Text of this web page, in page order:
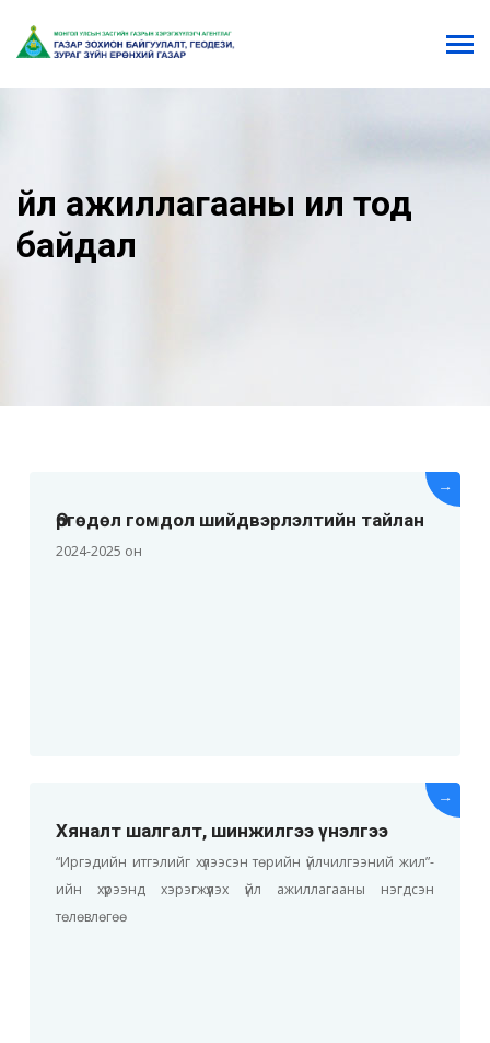
Үйл ажиллагааны ил тод
байдал
Өргөдөл гомдол шийдвэрлэлтийн тайлан
2024-2025 он
→
Хяналт шалгалт, шинжилгээ үнэлгээ
“Иргэдийн итгэлийг хүлээсэн төрийн үйлчилгээний жил”-
ийн хүрээнд хэрэгжүүлэх үйл ажиллагааны нэгдсэн
төлөвлөгөө
→